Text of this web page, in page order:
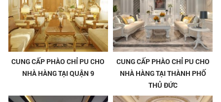
CUNG CẤP PHÀO CHỈ PU CHO
NHÀ HÀNG TẠI QUẬN 9
CUNG CẤP PHÀO CHỈ PU CHO
NHÀ HÀNG TẠI THÀNH PHỐ
THỦ ĐỨC